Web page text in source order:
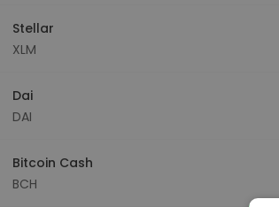
Stellar
XLM
Dai
DAI
Bitcoin Cash
BCH